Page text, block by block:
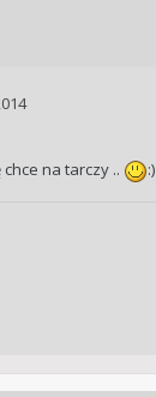
na tarczy .. :)